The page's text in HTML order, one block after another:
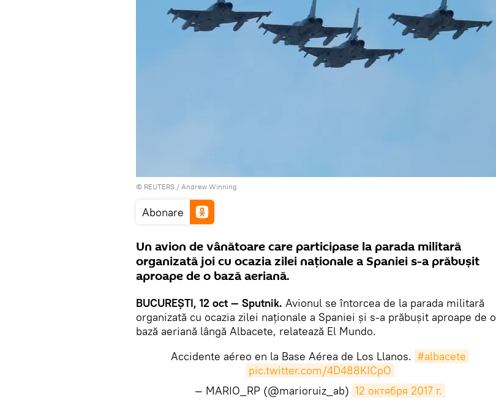
© REUTERS / Andrew Winning
Abonare
Un avion de vânătoare care participase la parada militară
organizată joi cu ocazia zilei naţionale a Spaniei s-a prăbuşit
aproape de o bază aeriană.
BUCUREŞTI, 12 oct — Sputnik. Avionul se întorcea de la parada militară
organizată cu ocazia zilei naționale a Spaniei şi s-a prăbușit aproape de o
bază aeriană lângă Albacete, relatează El Mundo.
Accidente aéreo en la Base Aérea de Los Llanos. #albacete
pic.twitter.com/4D488KICpO
— MARIO_RP (@marioruiz_ab) 12 октября 2017 г.